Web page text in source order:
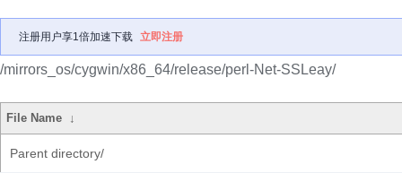
注册用户享1倍加速下载 立即注册
/mirrors_os/cygwin/x86_64/release/perl-Net-SSLeay/
File Name ↓
Parent directory/